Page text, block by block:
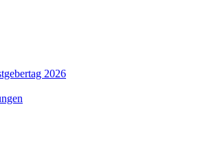
2026